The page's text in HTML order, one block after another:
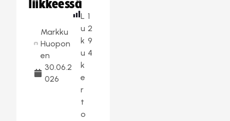
liikkeessä
Markku
Huopon
en
30.06.2
026
L
u
k
u
k
e
r
t
o
1
2
9
4